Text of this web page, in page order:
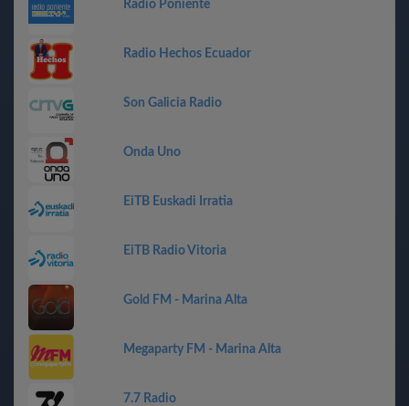
Radio Poniente
Radio Hechos Ecuador
Son Galicia Radio
Onda Uno
EiTB Euskadi Irratia
EiTB Radio Vitoria
Gold FM - Marina Alta
Megaparty FM - Marina Alta
7.7 Radio